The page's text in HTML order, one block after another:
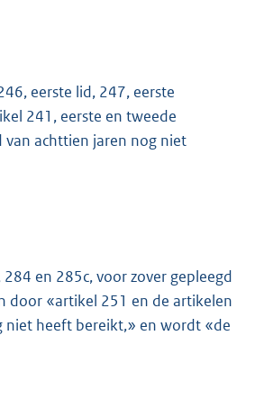
eerste lid, 247, eerste
241, eerste en tweede
van achttien jaren nog niet
en 285c, voor zover gepleegd
door «artikel 251 en de artikelen
niet heeft bereikt,» en wordt «de